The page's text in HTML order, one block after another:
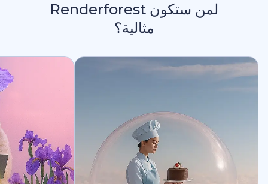
لمن ستكون Renderforest